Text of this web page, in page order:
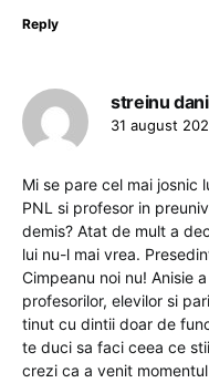
Reply
streinu
31 august
Mi se pare cel mai josnic
PNL si profesor in
demis? Atat de mult a
lui nu-l mai vrea.
Cimpeanu noi nu! Anisie
profesorilor, elevilor si
tinut cu dintii doar de
te duci sa faci ceea ce
crezi ca a venit